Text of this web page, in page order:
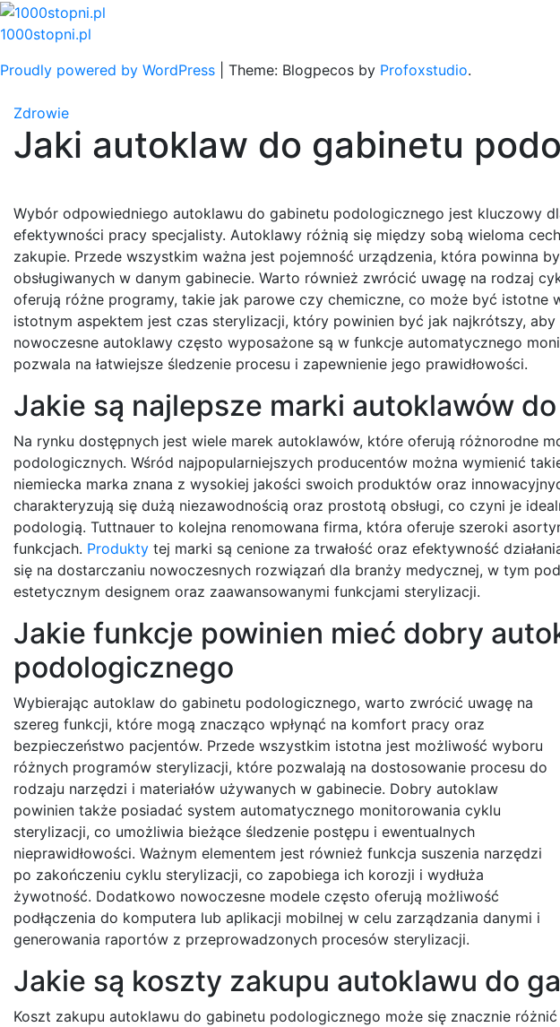
Skip
to
1000stopni.pl
Proudly powered by WordPress
Theme: Blogpecos by Profoxstudio.
Zdrowie
Jaki autoklaw do gabinetu
Wybór odpowiedniego autoklawu do gabinetu podologicznego jest kluczowy
efektywności pracy specjalisty. Autoklawy różnią się między sobą wieloma
zakupie. Przede wszystkim ważna jest pojemność urządzenia, która powinna
obsługiwanych w danym gabinecie. Warto również zwrócić uwagę na rodzaj
oferują różne programy, takie jak parowe czy chemiczne, co może być istotne
istotnym aspektem jest czas sterylizacji, który powinien być jak najkrótszy,
nowoczesne autoklawy często wyposażone są w funkcje automatycznego
pozwala na łatwiejsze śledzenie procesu i zapewnienie jego prawidłowości.
Jakie są najlepsze marki autoklawów
Na rynku dostępnych jest wiele marek autoklawów, które oferują różnorodne
podologicznych. Wśród najpopularniejszych producentów można wymienić
niemiecka marka znana z wysokiej jakości swoich produktów oraz
charakteryzują się dużą niezawodnością oraz prostotą obsługi, co czyni je
podologią. Tuttnauer to kolejna renomowana firma, która oferuje szeroki
funkcjach. Produkty tej marki są cenione za trwałość oraz efektywność
się na dostarczaniu nowoczesnych rozwiązań dla branży medycznej, w tym
estetycznym designem oraz zaawansowanymi funkcjami sterylizacji.
Jakie funkcje powinien mieć dobry
podologicznego
Wybierając autoklaw do gabinetu podologicznego, warto zwrócić uwagę na
szereg funkcji, które mogą znacząco wpłynąć na komfort pracy oraz
bezpieczeństwo pacjentów. Przede wszystkim istotna jest możliwość wyboru
różnych programów sterylizacji, które pozwalają na dostosowanie procesu do
rodzaju narzędzi i materiałów używanych w gabinecie. Dobry autoklaw
powinien także posiadać system automatycznego monitorowania cyklu
sterylizacji, co umożliwia bieżące śledzenie postępu i ewentualnych
nieprawidłowości. Ważnym elementem jest również funkcja suszenia narzędzi
po zakończeniu cyklu sterylizacji, co zapobiega ich korozji i wydłuża
żywotność. Dodatkowo nowoczesne modele często oferują możliwość
podłączenia do komputera lub aplikacji mobilnej w celu zarządzania danymi i
generowania raportów z przeprowadzonych procesów sterylizacji.
Jakie są koszty zakupu autoklawu do
Koszt zakupu autoklawu do gabinetu podologicznego może się znacznie